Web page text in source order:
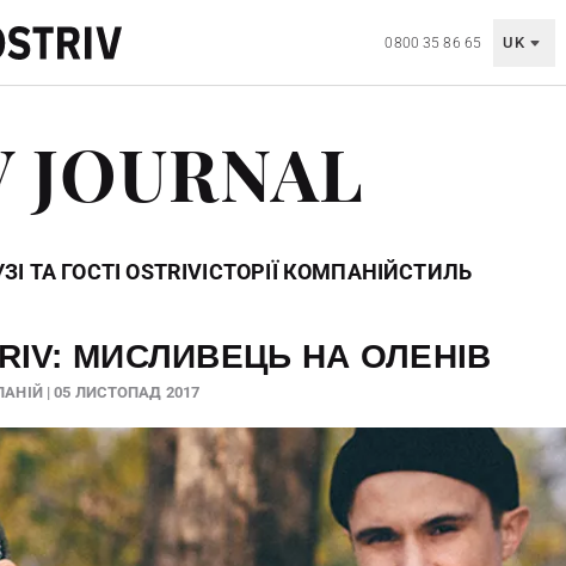
0800 35 86 65 UK
JOURNAL
ТА ГОСТІ OSTRIVІСТОРІЇ КОМПАНІЙСТИЛЬ
МИСЛИВЕЦЬ НА ОЛЕНІВ
| 05 ЛИСТОПАД 2017